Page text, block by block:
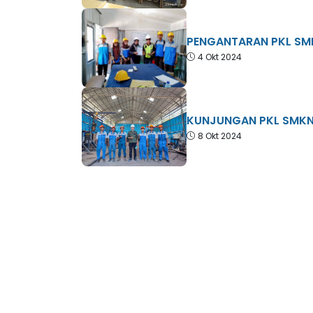
PENGANTARAN PKL
4 Okt 2024
KUNJUNGAN PKL
8 Okt 2024